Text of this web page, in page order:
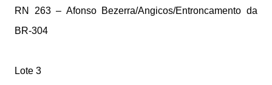
RN 263 – Afonso Bezerra/Angicos/Entroncamento da
BR-304
Lote 3